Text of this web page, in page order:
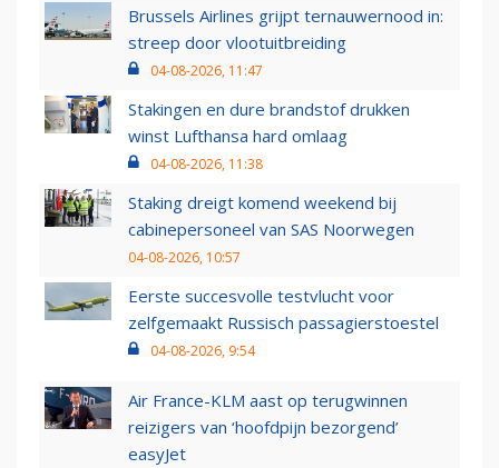
Brussels Airlines grijpt ternauwernood in:
streep door vlootuitbreiding
04-08-2026, 11:47
Stakingen en dure brandstof drukken
winst Lufthansa hard omlaag
04-08-2026, 11:38
Staking dreigt komend weekend bij
cabinepersoneel van SAS Noorwegen
04-08-2026, 10:57
Eerste succesvolle testvlucht voor
zelfgemaakt Russisch passagierstoestel
04-08-2026, 9:54
Air France-KLM aast op terugwinnen
reizigers van ‘hoofdpijn bezorgend’
easyJet